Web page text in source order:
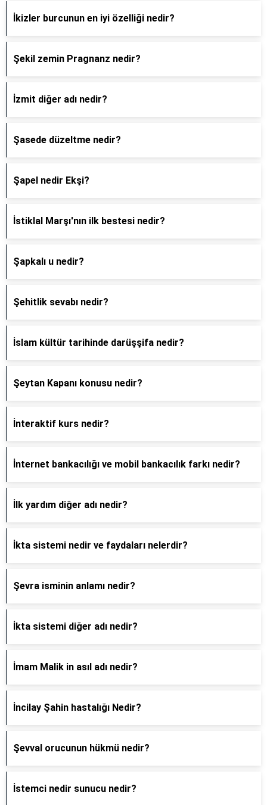
İkizler burcunun en iyi özelliği nedir?
Şekil zemin Pragnanz nedir?
İzmit diğer adı nedir?
Şasede düzeltme nedir?
Şapel nedir Ekşi?
İstiklal Marşı'nın ilk bestesi nedir?
Şapkalı u nedir?
Şehitlik sevabı nedir?
İslam kültür tarihinde darüşşifa nedir?
Şeytan Kapanı konusu nedir?
İnteraktif kurs nedir?
İnternet bankacılığı ve mobil bankacılık farkı nedir?
İlk yardım diğer adı nedir?
İkta sistemi nedir ve faydaları nelerdir?
Şevra isminin anlamı nedir?
İkta sistemi diğer adı nedir?
İmam Malik in asıl adı nedir?
İncilay Şahin hastalığı Nedir?
Şevval orucunun hükmü nedir?
İstemci nedir sunucu nedir?